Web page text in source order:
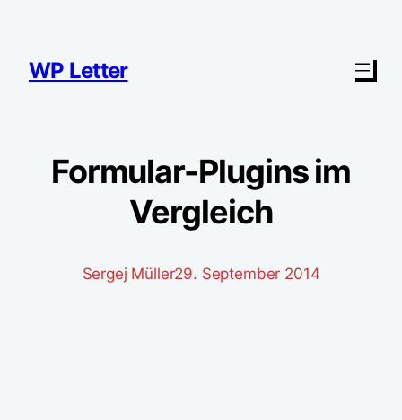
springen
WP Letter
Formular-Plugins im
Vergleich
Sergej Müller29. September 2014